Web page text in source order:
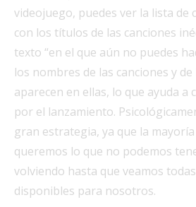
videojuego, puedes ver la lista de
con los títulos de las canciones
texto “en el que aún no puedes
los nombres de las canciones y
aparecen en ellas, lo que ayuda a
por el lanzamiento.
gran estrategia, ya que la
queremos lo que no podemos
volviendo hasta que veamos
disponibles para nosotros.